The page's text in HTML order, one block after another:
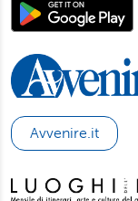
Avvenire.it